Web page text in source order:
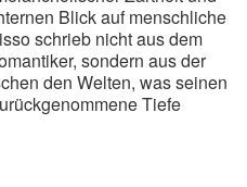
Blick auf menschliche
schrieb nicht aus dem
sondern aus der
den Welten, was seinen
Tiefe